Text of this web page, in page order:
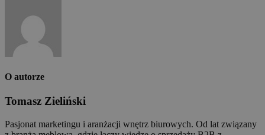
O autorze
Tomasz Zieliński
Pasjonat marketingu i aranżacji wnętrz biurowych. Od lat związany